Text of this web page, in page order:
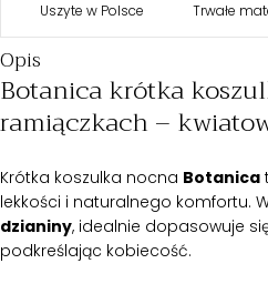
Uszyte w Polsce Trwałe
Opis
Botanica krótka
ramiączkach –
Krótka koszulka nocna Botanica
lekkości i naturalnego komfortu.
dzianiny, idealnie dopasowuje
podkreślając kobiecość.